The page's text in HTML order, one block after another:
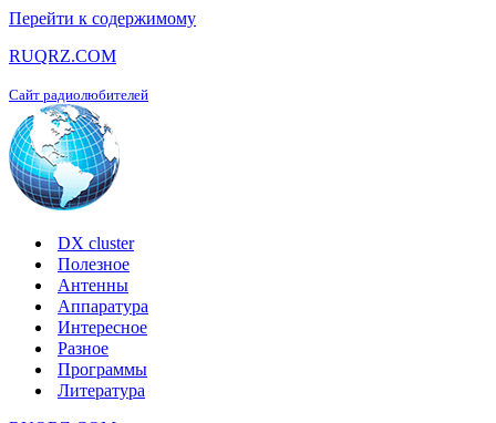
Перейти к содержимому
RUQRZ.COM
Сайт радиолюбителей
DX cluster
Полезное
Антенны
Аппаратура
Интересное
Разное
Программы
Литература